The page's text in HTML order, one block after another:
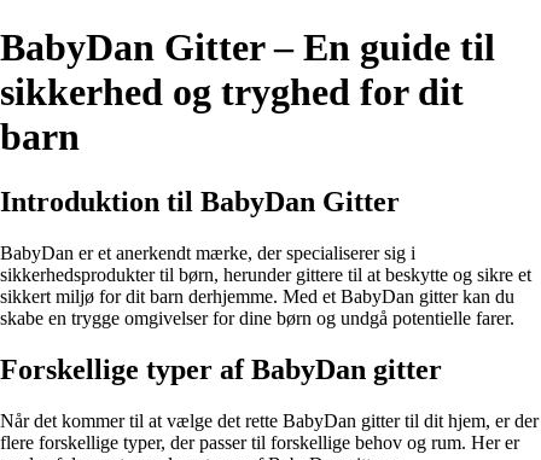
BabyDan Gitter – En guide til
sikkerhed og tryghed for dit
barn
Introduktion til BabyDan Gitter
BabyDan er et anerkendt mærke, der specialiserer sig i
sikkerhedsprodukter til børn, herunder gittere til at beskytte og sikre et
sikkert miljø for dit barn derhjemme. Med et BabyDan gitter kan du
skabe en trygge omgivelser for dine børn og undgå potentielle farer.
Forskellige typer af BabyDan gitter
Når det kommer til at vælge det rette BabyDan gitter til dit hjem, er der
flere forskellige typer, der passer til forskellige behov og rum. Her er